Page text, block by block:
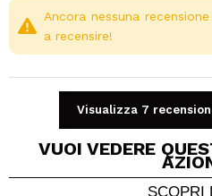
Ancora nessuna
a recensire!
Visualizza 7
VUOI VEDERE
SCOPRI